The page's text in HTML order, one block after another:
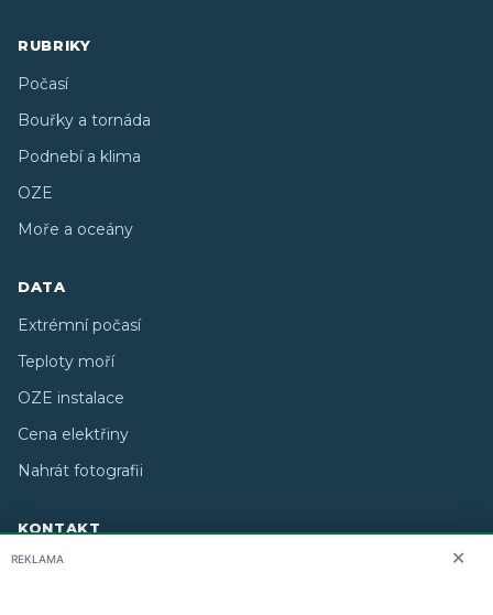
RUBRIKY
Počasí
Bouřky a tornáda
Podnebí a klima
OZE
Moře a oceány
DATA
Extrémní počasí
Teploty moří
OZE instalace
Cena elektřiny
Nahrát fotografii
KONTAKT
O nás
REKLAMA ✕